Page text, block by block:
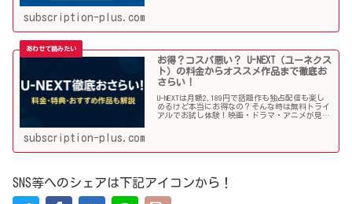
subscription-plus.com
お得？コスパ悪い？ U-NEXT（ユーネクス
ト）の料金からオススメ作品まで徹底お
さらい！
U-NEXTは月額2,189円で話題作も独占配信も楽し
めるけど本当にお得なの？そんな時は無料トライ
アルでお試し体験！映画・ドラマ・アニメが見放
subscription-plus.com
SNS等へのシェアは下記アイコンから！